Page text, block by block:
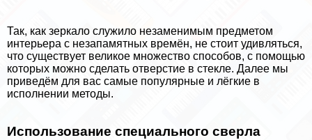
Так, как зеркало служило незаменимым предметом
интерьера с незапамятных времён, не стоит удивляться,
что существует великое множество способов, с помощью
которых можно сделать отверстие в стекле. Далее мы
приведём для вас самые популярные и лёгкие в
исполнении методы.
Использование специального сверла